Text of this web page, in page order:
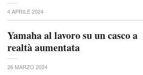
4 APRILE 2024
Yamaha al lavoro su un casco a
realtà aumentata
26 MARZO 2024